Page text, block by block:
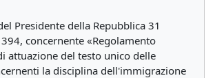
Presidente della Repubblica 31
concernente «Regolamento
attuazione del testo unico delle
la disciplina dell'immigrazione